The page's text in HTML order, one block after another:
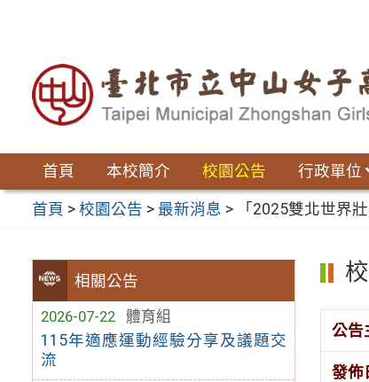
首頁 本校簡介 校園公告 行政單位
首頁 >校園公告 > 最新消息 > 「2025雙北世界
相關公告
2026-07-22
體育組
115年適應運動經驗分享及議題交
流
公告
發佈